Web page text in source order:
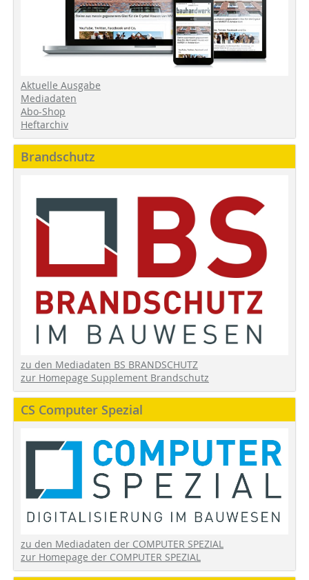
Aktuelle Ausgabe
Mediadaten
Abo-Shop
Heftarchiv
Brandschutz
zu den Mediadaten BS BRANDSCHUTZ
zur Homepage Supplement Brandschutz
CS Computer Spezial
zu den Mediadaten der COMPUTER SPEZIAL
zur Homepage der COMPUTER SPEZIAL